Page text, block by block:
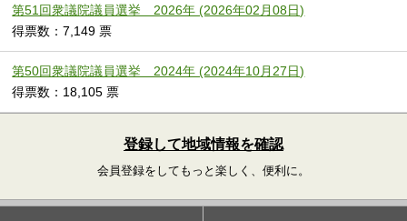
第51回衆議院議員選挙 2026年 (2026年02月08日)
得票数：7,149 票
第50回衆議院議員選挙 2024年 (2024年10月27日)
得票数：18,105 票
登録して地域情報を確認
会員登録をしてもっと楽しく、便利に。